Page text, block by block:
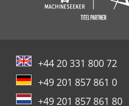
+44 20 331 800 72
+49 201 857 861 0
+49 201 857 861 80